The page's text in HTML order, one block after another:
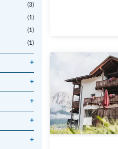
(3)
(1)
(1)
(1)
+
+
+
+
+